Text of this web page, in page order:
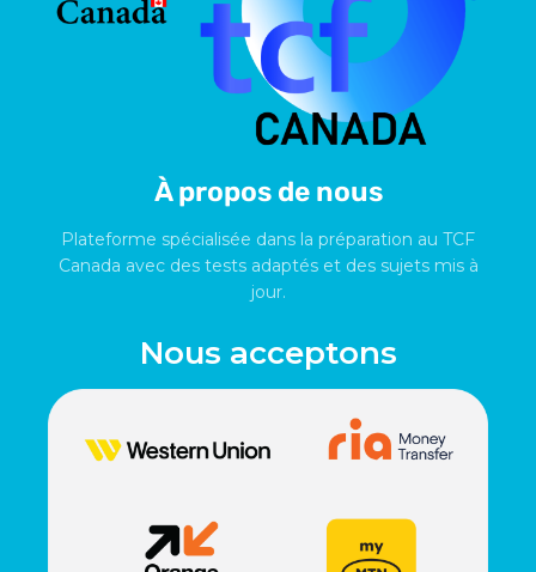
À propos de nous
Plateforme spécialisée dans la préparation au TCF
Canada avec des tests adaptés et des sujets mis à
jour.
Nous acceptons